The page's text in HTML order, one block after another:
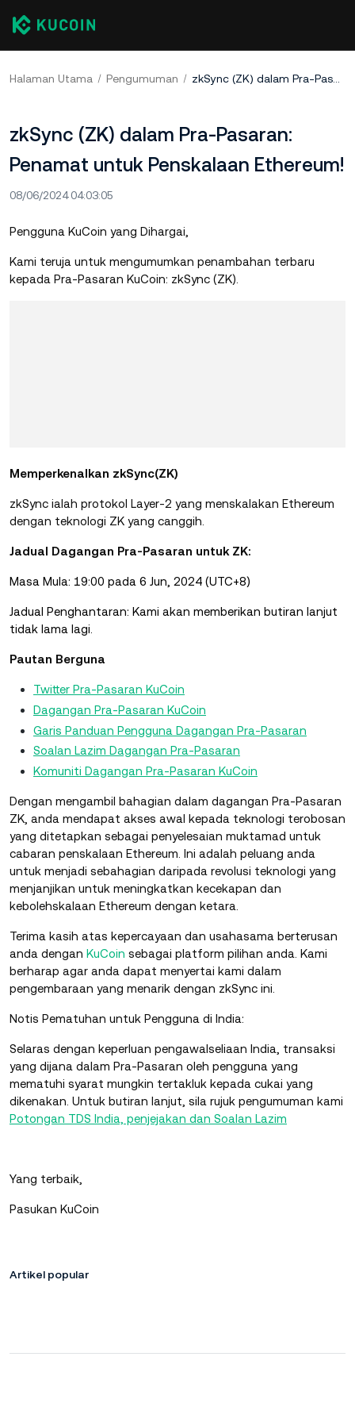
Halaman Utama Pengumuman zkSync (ZK) dalam Pra-Pasaran: Penamat untuk Penskalaan Ethereum!
zkSync (ZK) dalam Pra-Pasaran:
Penamat untuk Penskalaan Ethereum!
08/06/2024 04:03:05
Pengguna KuCoin yang Dihargai,
Kami teruja untuk mengumumkan penambahan terbaru
kepada Pra-Pasaran KuCoin: zkSync (ZK).
Memperkenalkan zkSync(ZK)
zkSync ialah protokol Layer-2 yang menskalakan Ethereum
dengan teknologi ZK yang canggih.
Jadual Dagangan Pra-Pasaran untuk ZK:
Masa Mula: 19:00 pada 6 Jun, 2024 (UTC+8)
Jadual Penghantaran: Kami akan memberikan butiran lanjut
tidak lama lagi.
Pautan Berguna
Twitter Pra-Pasaran KuCoin
Dagangan Pra-Pasaran KuCoin
Garis Panduan Pengguna Dagangan Pra-Pasaran
Soalan Lazim Dagangan Pra-Pasaran
Komuniti Dagangan Pra-Pasaran KuCoin
Dengan mengambil bahagian dalam dagangan Pra-Pasaran
ZK, anda mendapat akses awal kepada teknologi terobosan
yang ditetapkan sebagai penyelesaian muktamad untuk
cabaran penskalaan Ethereum. Ini adalah peluang anda
untuk menjadi sebahagian daripada revolusi teknologi yang
menjanjikan untuk meningkatkan kecekapan dan
kebolehskalaan Ethereum dengan ketara.
Terima kasih atas kepercayaan dan usahasama berterusan
anda dengan KuCoin sebagai platform pilihan anda. Kami
berharap agar anda dapat menyertai kami dalam
pengembaraan yang menarik dengan zkSync ini.
Notis Pematuhan untuk Pengguna di India:
Selaras dengan keperluan pengawalseliaan India, transaksi
yang dijana dalam Pra-Pasaran oleh pengguna yang
mematuhi syarat mungkin tertakluk kepada cukai yang
dikenakan. Untuk butiran lanjut, sila rujuk pengumuman kami
Potongan TDS India, penjejakan dan Soalan Lazim
Yang terbaik,
Pasukan KuCoin
Artikel popular